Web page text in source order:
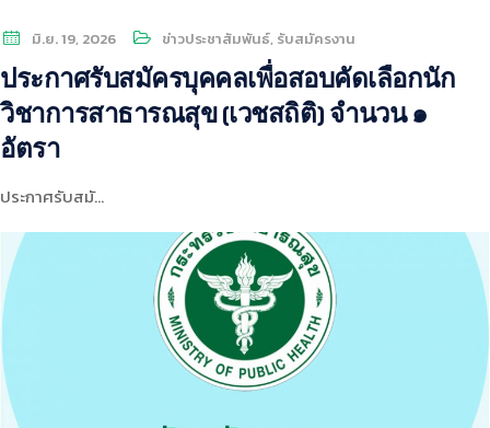
มิ.ย. 19, 2026 ข่าวประชาสัมพันธ์, รับสมัครงาน
ประกาศรับสมัครบุคคลเพื่อสอบคัดเลือกนัก
วิชาการสาธารณสุข (เวชสถิติ) จำนวน ๑
อัตรา
ประกาศรับสมั…